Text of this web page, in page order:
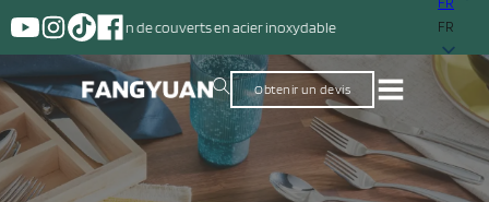
de couverts en acier inoxydable
FR
Obtenir un devis